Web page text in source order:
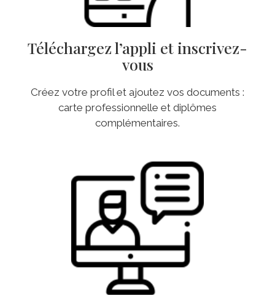
Téléchargez l’appli et inscrivez-
vous
Créez votre profil et ajoutez vos documents :
carte professionnelle et diplômes
complémentaires.